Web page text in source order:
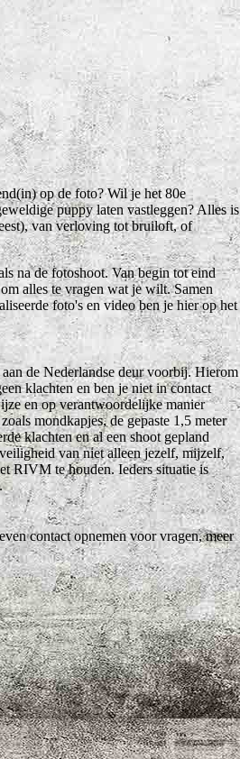
op de foto? Wil je het 80e
puppy laten vastleggen? Alles is
van verloving tot bruiloft, of
na de fotoshoot. Van begin tot eind
alles te vragen wat je wilt. Samen
foto's en video ben je hier op het
de Nederlandse deur voorbij. Hierom
klachten en ben je niet in contact
en op verantwoordelijke manier
mondkapjes, de gepaste 1,5 meter
klachten en al een shoot gepland
van niet alleen jezelf, mijzelf,
RIVM te houden. Ieders situatie is
contact opnemen voor vragen, meer